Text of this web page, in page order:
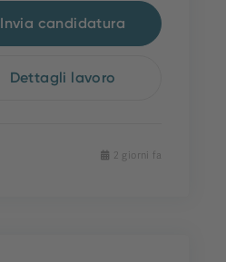
Invia candidatura
Dettagli lavoro
2 giorni fa